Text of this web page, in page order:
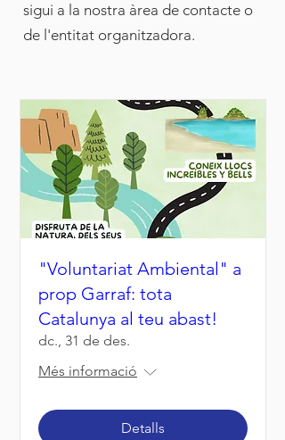
sigui a la nostra àrea de contacte o
de l'entitat organitzadora.
"Voluntariat Ambiental" a
prop Garraf: tota
Catalunya al teu abast!
dc., 31 de des.
Més informació
Detalls